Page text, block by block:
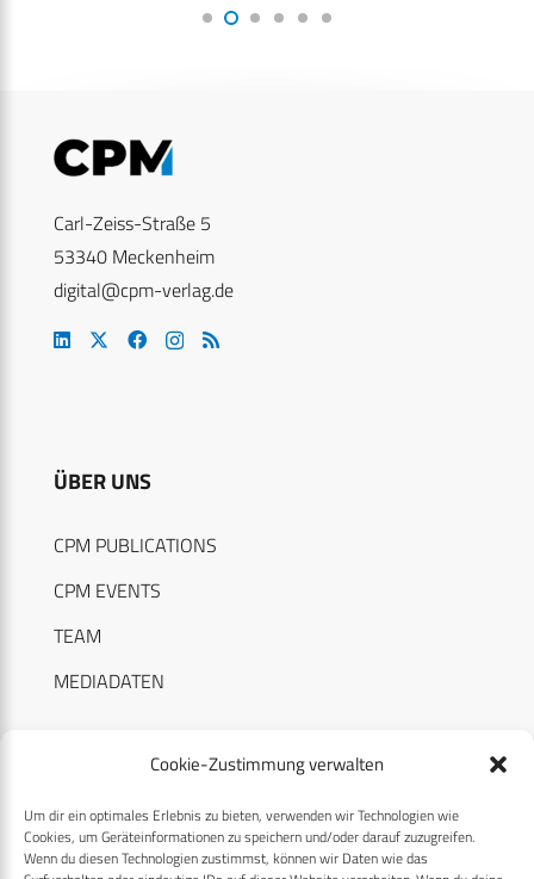
Cookie-Zustimmung verwalten
Um dir ein optimales Erlebnis zu bieten, verwenden wir Technologien wie
Cookies, um Geräteinformationen zu speichern und/oder darauf zuzugreifen.
Wenn du diesen Technologien zustimmst, können wir Daten wie das
Carl-Zeiss-Straße 5
53340 Meckenheim
digital@cpm-verlag.de
ÜBER UNS
CPM PUBLICATIONS
CPM EVENTS
TEAM
MEDIADATEN
RECHTLICHES